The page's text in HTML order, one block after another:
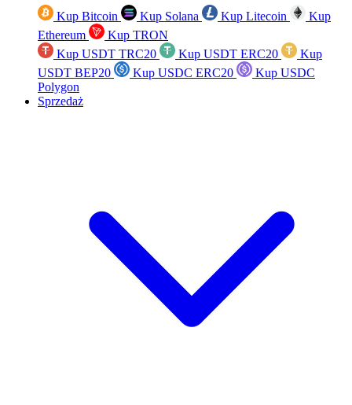
Kup Bitcoin Kup Solana Kup Litecoin
Kup
Ethereum
Kup TRON
Kup USDT TRC20
Kup USDT ERC20
Kup
USDT BEP20
Kup USDC ERC20
Kup USDC
Polygon
Sprzedaż